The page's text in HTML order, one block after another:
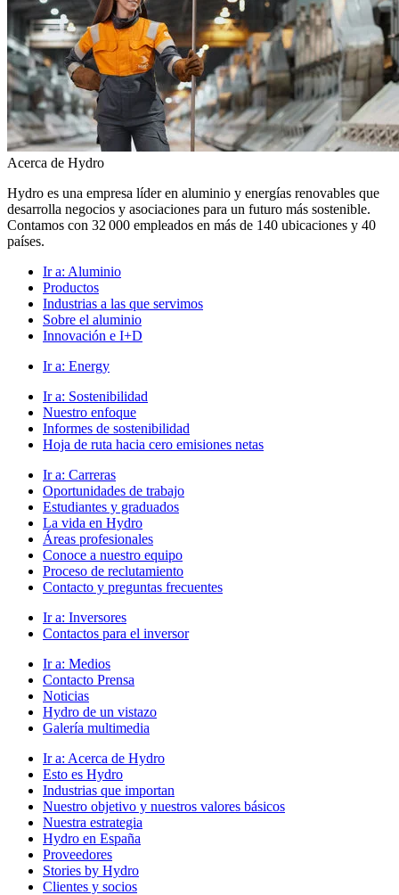
Acerca de Hydro
Hydro es una empresa líder en aluminio y energías renovables que
desarrolla negocios y asociaciones para un futuro más sostenible.
Contamos con 32 000 empleados en más de 140 ubicaciones y 40
países.
Ir a: Aluminio
Productos
Industrias a las que servimos
Sobre el aluminio
Innovación e I+D
Ir a: Energy
Ir a: Sostenibilidad
Nuestro enfoque
Informes de sostenibilidad
Hoja de ruta hacia cero emisiones netas
Ir a: Carreras
Oportunidades de trabajo
Estudiantes y graduados
La vida en Hydro
Áreas profesionales
Conoce a nuestro equipo
Proceso de reclutamiento
Contacto y preguntas frecuentes
Ir a: Inversores
Contactos para el inversor
Ir a: Medios
Contacto Prensa
Noticias
Hydro de un vistazo
Galería multimedia
Ir a: Acerca de Hydro
Esto es Hydro
Industrias que importan
Nuestro objetivo y nuestros valores básicos
Nuestra estrategia
Hydro en España
Proveedores
Stories by Hydro
Clientes y socios